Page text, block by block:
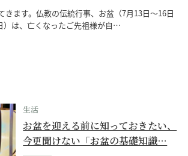
きます。仏教の伝統行事、お盆（7月13日～16日
）は、亡くなったご先祖様が自…
生活
お盆を迎える前に知っておきたい、
今更聞けない「お盆の基礎知識…